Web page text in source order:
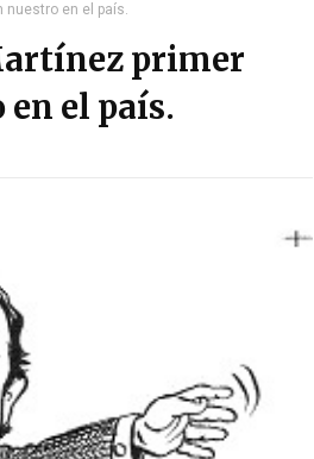
nuestro en el país.
primer
el país.